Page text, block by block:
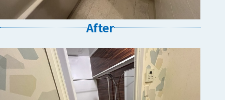
After